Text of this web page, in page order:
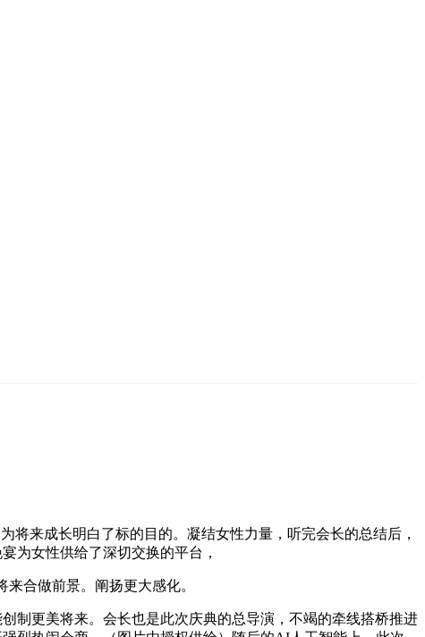
来成长明白了标的目的。凝结女性力量，听完会长的总结后，
为女性供给了深切交换的平台，
合做前景。阐扬更大感化。
更美将来。会长也是此次庆典的总导演，不竭的牵线搭桥推进